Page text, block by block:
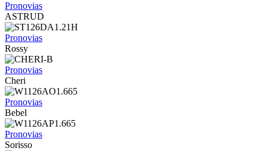
Pronovias
ASTRUD
Pronovias
Rossy
Pronovias
Cheri
Pronovias
Bebel
Pronovias
Sorisso